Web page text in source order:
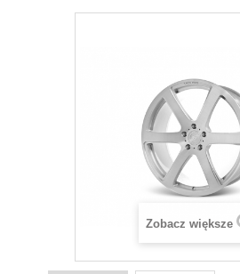
Zobacz większe